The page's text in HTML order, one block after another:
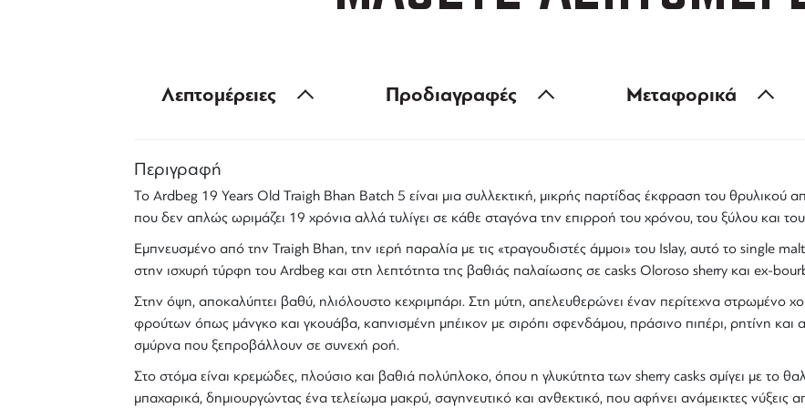
Λεπτομέρειες Προδιαγραφές Μεταφορικά
Περιγραφή
Το Ardbeg 19 Years Old Traigh Bhan Batch 5 είναι μια συλλεκτική, μικρής παρτίδας έκφραση του θρυλικού
που δεν απλώς ωριμάζει 19 χρόνια αλλά τυλίγει σε κάθε σταγόνα την επιρροή του χρόνου, του ξύλου και
Εμπνευσμένο από την Traigh Bhan, την ιερή παραλία με τις «τραγουδιστές άμμοι» του Islay, αυτό το single malt
στην ισχυρή τύρφη του Ardbeg και στη λεπτότητα της βαθιάς παλαίωσης σε casks Oloroso sherry και ex-
Στην όψη, αποκαλύπτει βαθύ, ηλιόλουστο κεχριμπάρι. Στη μύτη, απελευθερώνει έναν περίτεχνα στρωμένο
φρούτων όπως μάνγκο και γκουάβα, καπνισμένη μπέικον με σιρόπι σφενδάμου, πράσινο πιπέρι, ρητίνη και
σμύρνα που ξεπροβάλλουν σε συνεχή ροή.
Στο στόμα είναι κρεμώδες, πλούσιο και βαθιά πολύπλοκο, όπου η γλυκύτητα των sherry casks σμίγει με το
μπαχαρικά, δημιουργώντας ένα τελείωμα μακρύ, σαγηνευτικό και ανθεκτικό, που αφήνει ανάμεικτες νύξεις